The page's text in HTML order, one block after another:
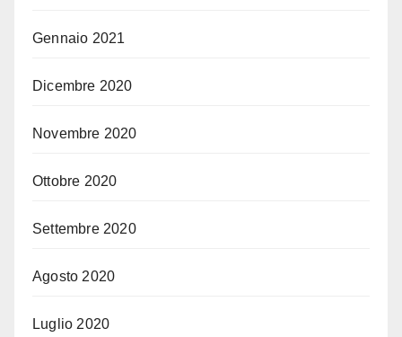
Gennaio 2021
Dicembre 2020
Novembre 2020
Ottobre 2020
Settembre 2020
Agosto 2020
Luglio 2020